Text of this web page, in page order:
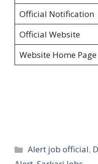
Official Notification
Official Website
Website Home Page
Categories
Alert job official,